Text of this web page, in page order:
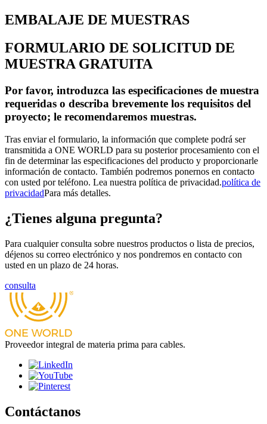
EMBALAJE DE MUESTRAS
FORMULARIO DE SOLICITUD DE
MUESTRA GRATUITA
Por favor, introduzca las especificaciones de muestra
requeridas o describa brevemente los requisitos del
proyecto; le recomendaremos muestras.
Tras enviar el formulario, la información que complete podrá ser
transmitida a ONE WORLD para su posterior procesamiento con el
fin de determinar las especificaciones del producto y proporcionarle
información de contacto. También podremos ponernos en contacto
con usted por teléfono. Lea nuestra política de privacidad.política de
privacidadPara más detalles.
¿Tienes alguna pregunta?
Para cualquier consulta sobre nuestros productos o lista de precios,
déjenos su correo electrónico y nos pondremos en contacto con
usted en un plazo de 24 horas.
consulta
Proveedor integral de materia prima para cables.
Contáctanos